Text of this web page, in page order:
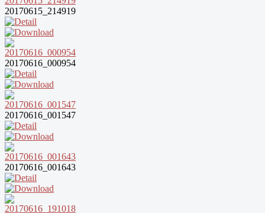
20170615_214919
20170616_000954
20170616_001547
20170616_001643